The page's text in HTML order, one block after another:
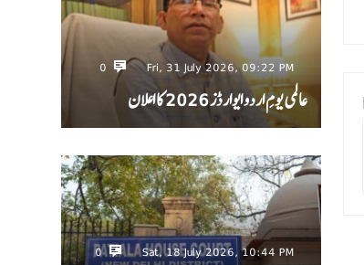
Fri, 31 July 2026, 09:22 PM
0
عالمی یومِ اردو ایوارڈز 2026 کا اعلان
Sat, 18 July 2026, 10:44 PM
0